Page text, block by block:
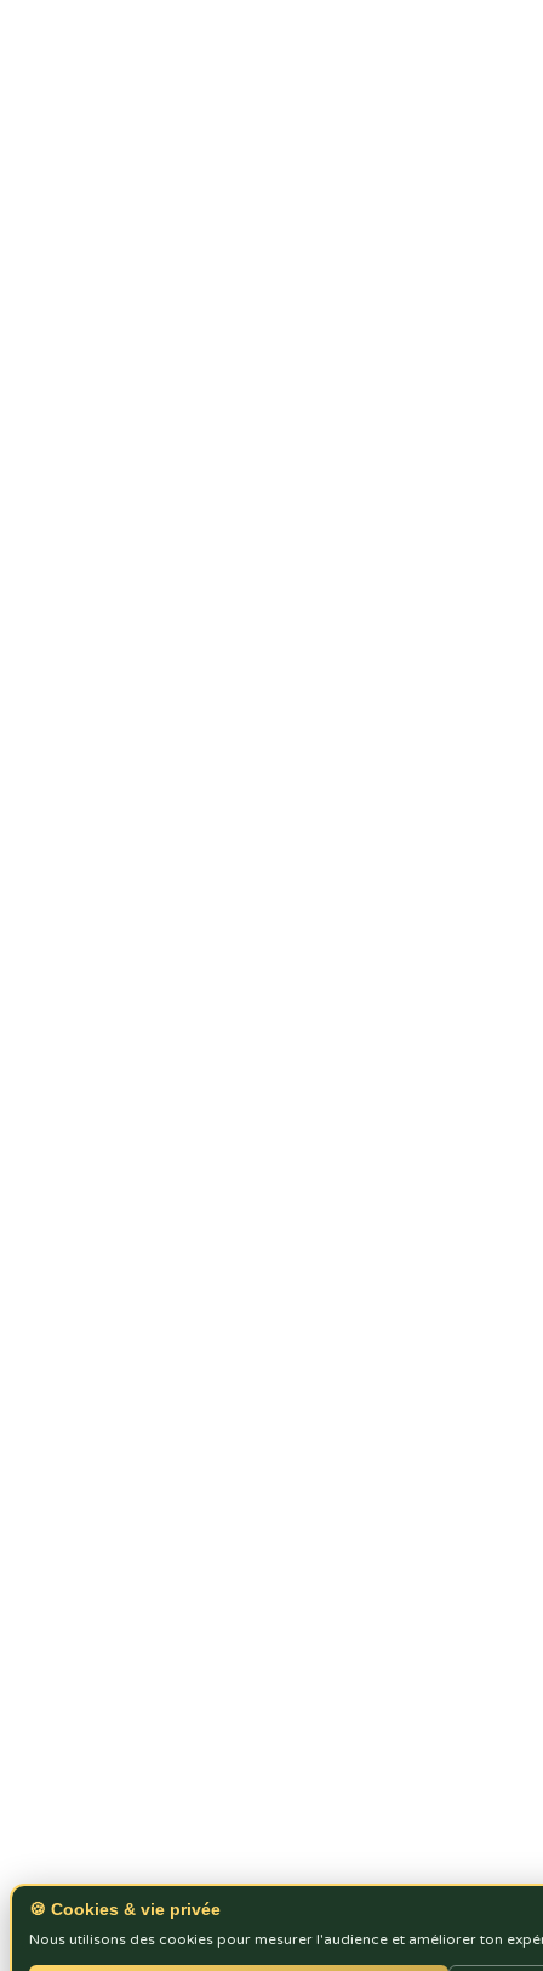
🍪 Cookies & vie privée
Nous utilisons des cookies pour mesurer l'audience et améliorer ton